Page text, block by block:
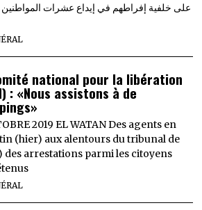
على خلفية إفراطهم في إيداع عشرات
national pour la libération
: «Nous assistons à de
2019 EL WATAN Des agents en
(hier) aux alentours du tribunal de
des arrestations parmi les citoyens